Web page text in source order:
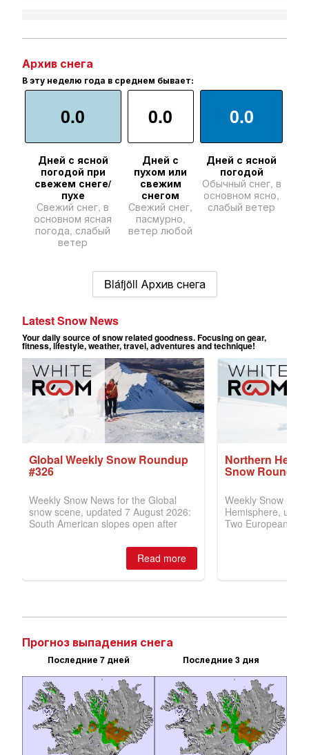
Архив снега
В эту неделю года в среднем бывает:
0.0
Дней с ясной
погодой при
свежем снеге/
пухе
Свежий снег, в
основном ясная
погода, слабый
ветер
0.0
Дней с
пухом или
свежим
снегом
Свежий снег,
пасмурно,
ветер любой
0.0
Дней с ясной
погодой
Обычный снег, в
основном ясно,
слабый ветер
Bláfjöll Архив снега
Прогноз выпадения снега
Последние 7 дней Последние 3 дня